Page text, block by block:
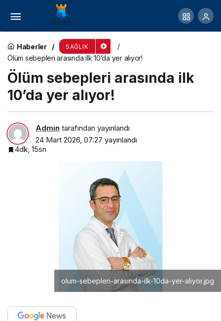
Haberler SAĞLIK
Ölüm sebepleri arasında ilk 10’da yer alıyor!
Ölüm sebepleri arasında ilk
10’da yer alıyor!
Admin tarafından yayınlandı
24 Mart 2026, 07:27 yayınlandı
4dk, 15sn
olum-sebepleri-arasinda-ilk-10da-yer-aliyor.jpg
Kontrol arzusu beden üzerine yansıyor!